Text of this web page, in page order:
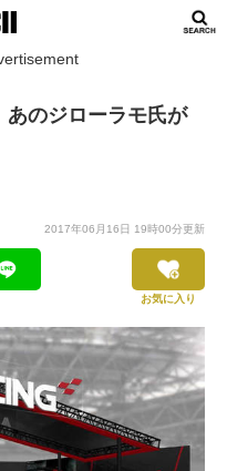
のジローラモ氏が
2017年06月16日 19時00分更新
お気に入り